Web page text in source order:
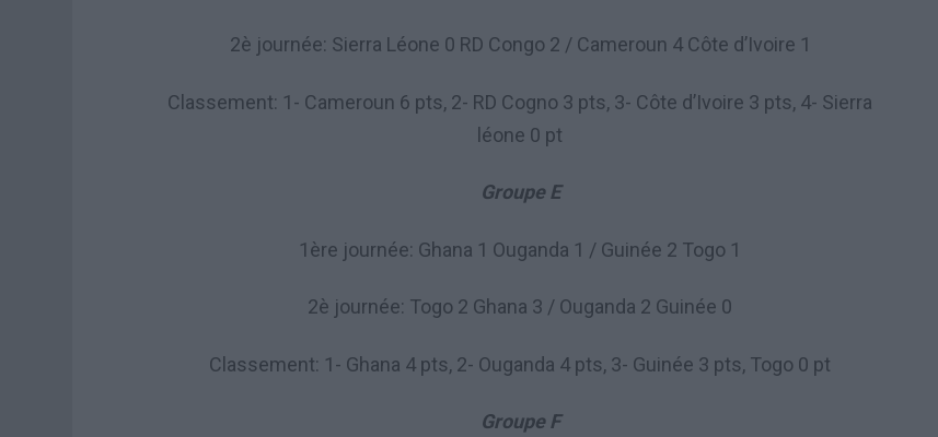
2è journée: Sierra Léone 0 RD Congo 2 / Cameroun 4 Côte d’Ivoire 1
Classement: 1- Cameroun 6 pts, 2- RD Cogno 3 pts, 3- Côte d’Ivoire 3 pts, 4- Sierra
léone 0 pt
Groupe E
1ère journée: Ghana 1 Ouganda 1 / Guinée 2 Togo 1
2è journée: Togo 2 Ghana 3 / Ouganda 2 Guinée 0
Classement: 1- Ghana 4 pts, 2- Ouganda 4 pts, 3- Guinée 3 pts, Togo 0 pt
Groupe F